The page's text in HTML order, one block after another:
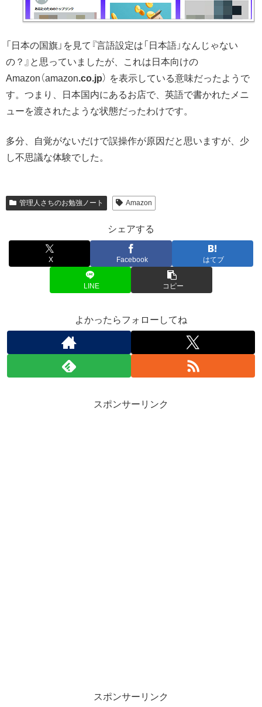
「日本の国旗」を見て『言語設定は「日本語」なんじゃない
の？』と思っていましたが、これは日本向けの
Amazon（amazon.co.jp） を表示している意味だったようで
す。つまり、日本国内にあるお店で、英語で書かれたメニ
ューを渡されたような状態だったわけです。
多分、自覚がないだけで誤操作が原因だと思いますが、少
し不思議な体験でした。
管理人さちのお勉強ノート Amazon
シェアする
X Facebook はてブ
LINE コピー
よかったらフォローしてね
スポンサーリンク
スポンサーリンク